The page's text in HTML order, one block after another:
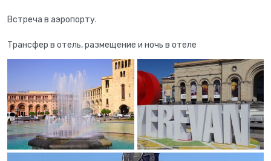
Встреча в аэропорту.
Трансфер в отель, размещение и ночь в отеле